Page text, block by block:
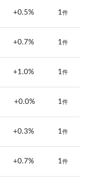
+0.5% 1件
+0.7% 1件
+1.0% 1件
+0.0% 1件
+0.3% 1件
+0.7% 1件